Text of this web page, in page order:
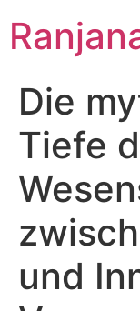
content
Die
Tiefe
und